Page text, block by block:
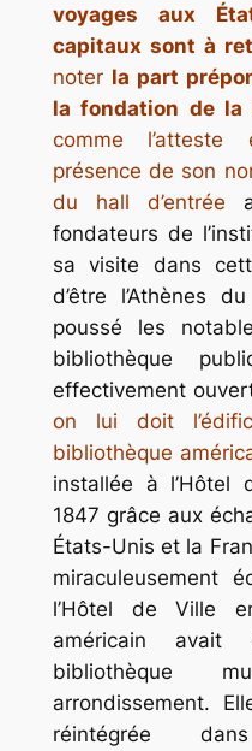
voyages aux
capitaux sont à
noter la part
la fondation de la
comme l’atteste
présence de son
du hall d’entrée
fondateurs de
sa visite dans
d’être l’Athènes
poussé les
bibliothèque
effectivement
on lui doit
bibliothèque
installée à
1847 grâce aux
États-Unis et la
miraculeusement
l’Hôtel de Ville
américain
bibliothèque
arrondissement.
réintégrée